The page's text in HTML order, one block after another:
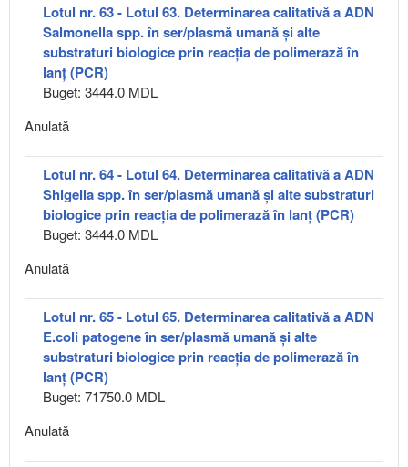
Lotul nr. 63 - Lotul 63. Determinarea calitativă a ADN
Salmonella spp. în ser/plasmă umană și alte
substraturi biologice prin reacția de polimerază în
lanț (PCR)
Buget: 3444.0 MDL
Anulată
Lotul nr. 64 - Lotul 64. Determinarea calitativă a ADN
Shigella spp. în ser/plasmă umană și alte substraturi
biologice prin reacția de polimerază în lanț (PCR)
Buget: 3444.0 MDL
Anulată
Lotul nr. 65 - Lotul 65. Determinarea calitativă a ADN
E.coli patogene în ser/plasmă umană și alte
substraturi biologice prin reacția de polimerază în
lanț (PCR)
Buget: 71750.0 MDL
Anulată